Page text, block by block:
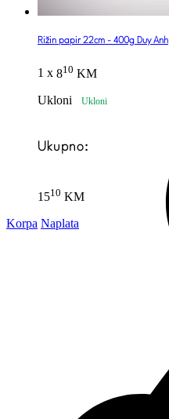
Rižin papir 22cm - 400g Duy Anh
1 x 810 KM
Ukloni
Ukupno:
1510 KM
Korpa Naplata